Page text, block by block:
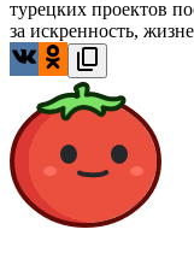
турецких проектов
за искренность,